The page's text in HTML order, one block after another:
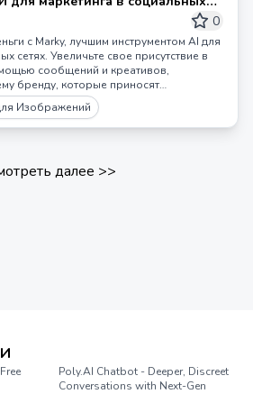
0
с Marky, лучшим инструментом AI для
сетях. Увеличьте свое присутствие в
сообщений и креативов,
бренду, которые приносят
Marky и преобразите свою
уже сегодня!
Изображений
далее >>
Poly.AI Chatbot - Deeper, Discreet
Conversations with Next-Gen